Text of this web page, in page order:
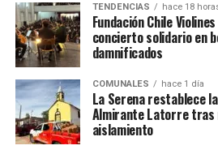
TENDENCIAS hace 18
Fundación Chile
concierto solidario en
damnificados
COMUNALES hace 1 día
La Serena restablece
Almirante Latorre tras
aislamiento